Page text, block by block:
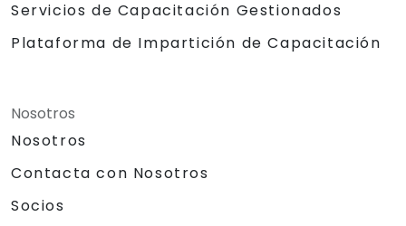
Servicios de Capacitación Gestionados
Plataforma de Impartición de Capacitación
Nosotros
Nosotros
Contacta con Nosotros
Socios